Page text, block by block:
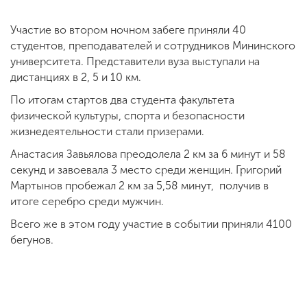
Участие во втором ночном забеге приняли 40
студентов, преподавателей и сотрудников Мининского
университета. Представители вуза выступали на
дистанциях в 2, 5 и 10 км.
По итогам стартов два студента факультета
физической культуры, спорта и безопасности
жизнедеятельности стали призерами.
Анастасия Завьялова преодолела 2 км за 6 минут и 58
секунд и завоевала 3 место среди женщин. Григорий
Мартынов пробежал 2 км за 5,58 минут, получив в
итоге серебро среди мужчин.
Всего же в этом году участие в событии приняли 4100
бегунов.